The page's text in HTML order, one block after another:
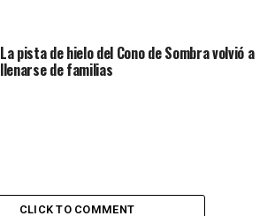
La pista de hielo del Cono de Sombra volvió a
llenarse de familias
CLICK TO COMMENT